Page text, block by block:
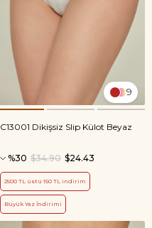
9
C13001 Dikişsiz Slip Külot Beyaz
%30 $24.43
$34.90
2500 TL üstü 150 TL indirim
Büyük Yaz İndirimi